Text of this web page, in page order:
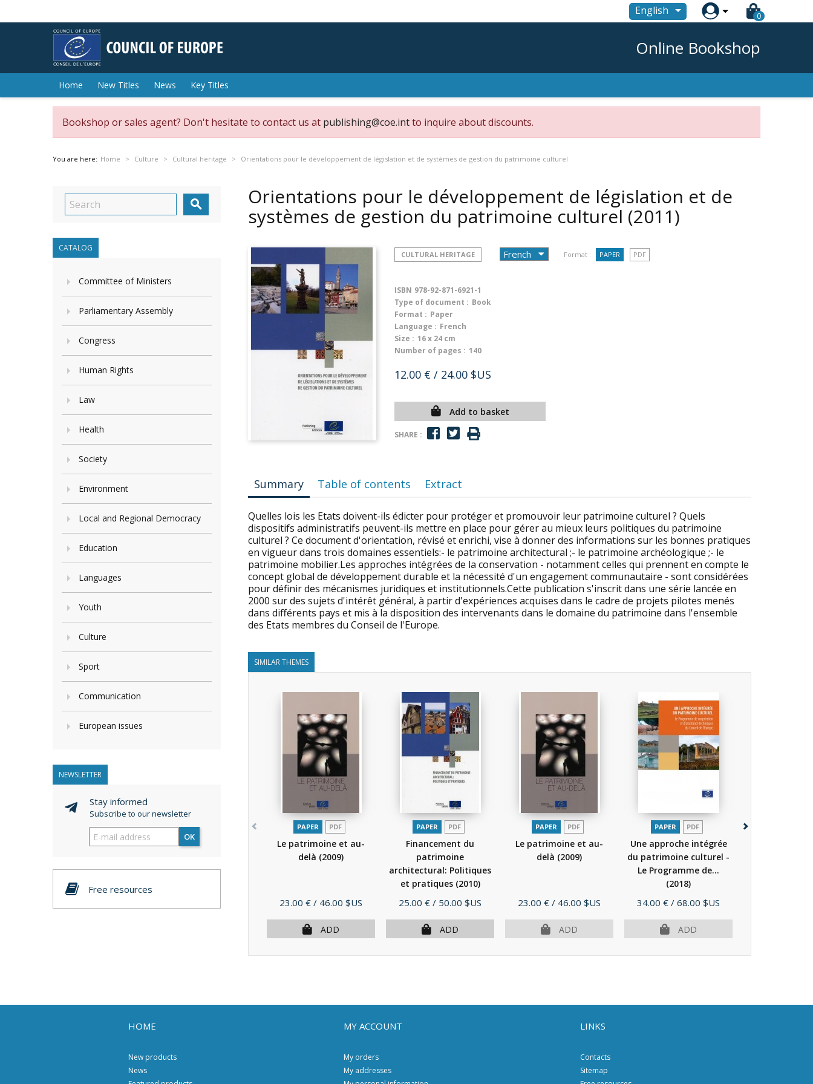
English  0
Online Bookshop
Home New Titles News Key Titles
Bookshop or sales agent? Don't hesitate to contact us at publishing@coe.intto inquire about discounts.
You are here: Home Culture Cultural heritage Orientations pour le développement de législation et de systèmes de gestion du patrimoine culturel

CATALOG
Committee of Ministers
Parliamentary Assembly
Congress
Human Rights
Law
Health
Society
Environment
Local and Regional Democracy
Education
Languages
Youth
Culture
Sport
Communication
European issues
NEWSLETTER
Stay informed
Subscribe to our newsletter
OK
Free resources
Orientations pour le développement de législation et de
systèmes de gestion du patrimoine culturel (2011)
CULTURAL HERITAGE Format : PAPER PDF
ISBN 978-92-871-6921-1
Type of document : Book
Format : Paper
Language : French
Size : 16 x 24 cm
Number of pages : 140
12.00 € / 24.00 $US
Add to basket
SHARE :
Summary Table of contents Extract
Quelles lois les Etats doivent-ils édicter pour protéger et promouvoir leur patrimoine culturel ? Quels
dispositifs administratifs peuvent-ils mettre en place pour gérer au mieux leurs politiques du patrimoine
culturel ? Ce document d'orientation, révisé et enrichi, vise à donner des informations sur les bonnes pratiques
en vigueur dans trois domaines essentiels:- le patrimoine architectural ;- le patrimoine archéologique ;- le
patrimoine mobilier.Les approches intégrées de la conservation - notamment celles qui prennent en compte le
concept global de développement durable et la nécessité d'un engagement communautaire - sont considérées
pour définir des mécanismes juridiques et institutionnels.Cette publication s'inscrit dans une série lancée en
2000 sur des sujets d'intérêt général, à partir d'expériences acquises dans le cadre de projets pilotes menés
dans différents pays et mis à la disposition des intervenants dans le domaine du patrimoine dans l'ensemble
des Etats membres du Conseil de l'Europe.
SIMILAR THEMES
PAPER PDF
Le patrimoine et au-
delà (2009)
Price
23.00 € / 46.00 $US
ADD
PAPER PDF
Financement du
patrimoine
architectural: Politiques
et pratiques (2010)
Price
25.00 € / 50.00 $US
ADD
PAPER PDF
Le patrimoine et au-
delà (2009)
Price
23.00 € / 46.00 $US
ADD
PAPER PDF
Une approche intégrée
du patrimoine culturel -
Le Programme de...
(2018)
Price
34.00 € / 68.00 $US
ADD
HOME
New products
News
MY ACCOUNT
My orders
My addresses
LINKS
Contacts
Sitemap